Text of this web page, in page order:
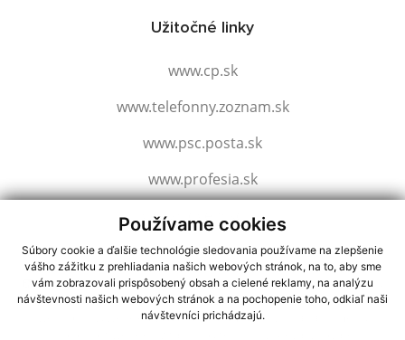
Používame cookies
Súbory cookie a ďalšie technológie sledovania používame na zlepšenie
vášho zážitku z prehliadania našich webových stránok, na to, aby sme
vám zobrazovali prispôsobený obsah a cielené reklamy, na analýzu
návštevnosti našich webových stránok a na pochopenie toho, odkiaľ naši
návštevníci prichádzajú.
Užitočné linky
www.cp.sk
www.telefonny.zoznam.sk
www.psc.posta.sk
www.profesia.sk
www.slovensko.sk
využite možnosť získavania aktuálnych informácií s využitím RSS
CMS systém (redakčný) systém ECHELON 2,Mapa stránok,web portál
webex.digital, s.r.o.,domény,registrácia domény